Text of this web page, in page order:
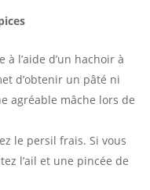
l’aide d’un hachoir à
d’obtenir un pâté ni
agréable mâche lors de
le persil frais. Si vous
l’ail et une pincée de